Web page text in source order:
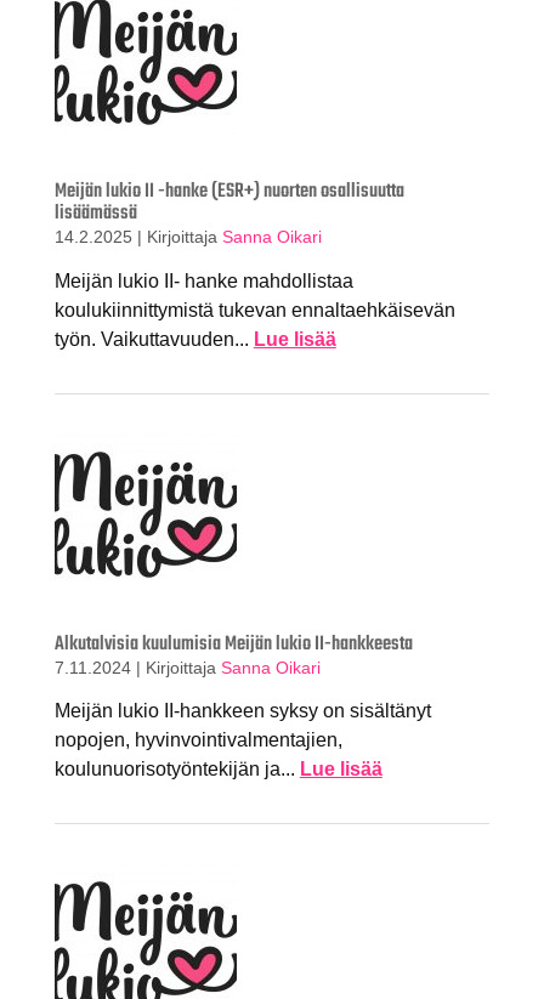
Meijän lukio II -hanke (ESR+) nuorten osallisuutta
lisäämässä
14.2.2025 | Kirjoittaja Sanna Oikari
Meijän lukio II- hanke mahdollistaa
koulukiinnittymistä tukevan ennaltaehkäisevän
työn. Vaikuttavuuden... Lue lisää
Alkutalvisia kuulumisia Meijän lukio II-hankkeesta
7.11.2024 | Kirjoittaja Sanna Oikari
Meijän lukio II-hankkeen syksy on sisältänyt
nopojen, hyvinvointivalmentajien,
koulunuorisotyöntekijän ja... Lue lisää